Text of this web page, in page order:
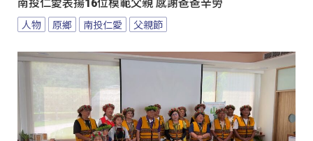
南投仁愛表揚16位模範父親 感謝爸爸辛勞
人物 原鄉 南投仁愛 父親節